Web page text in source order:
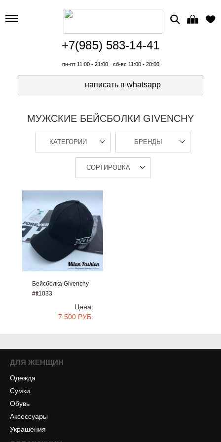
+7(985) 583-14-41
пн-пт 11:00 - 21:00 сб-вс 11:00 - 20:00
написать в whatsapp
МУЖСКИЕ БЕЙСБОЛКИ GIVENCHY
КАТЕГОРИИ БРЕНДЫ
СОРТИРОВКА
Бейсболка Givenchy
#tt1033
Цена:
7 500 РУБ.
ДЛЯ ЖЕНЩИН
Одежда
Сумки
Обувь
Аксессуары
Украшения